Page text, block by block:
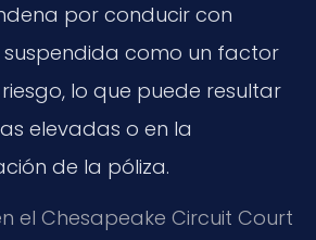
por conducir con
suspendida como un factor
lo que puede resultar
elevadas o en la
de la póliza.
el Chesapeake Circuit Court